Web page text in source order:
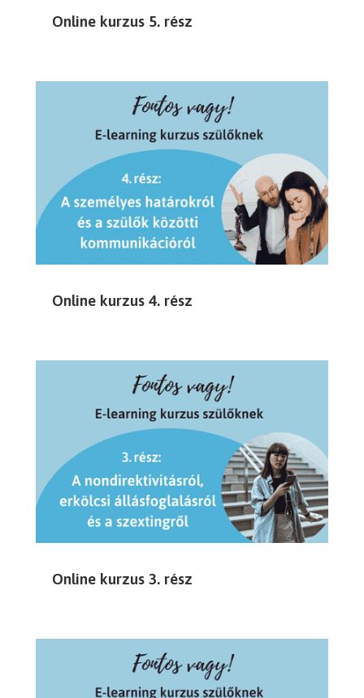
Online kurzus 5. rész
Online kurzus 4. rész
Online kurzus 3. rész